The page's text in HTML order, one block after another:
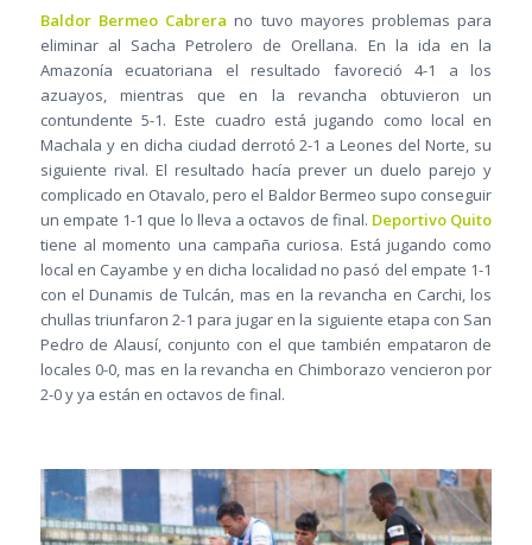
Baldor Bermeo Cabrera no tuvo mayores problemas para
eliminar al Sacha Petrolero de Orellana. En la ida en la
Amazonía ecuatoriana el resultado favoreció 4-1 a los
azuayos, mientras que en la revancha obtuvieron un
contundente 5-1. Este cuadro está jugando como local en
Machala y en dicha ciudad derrotó 2-1 a Leones del Norte, su
siguiente rival. El resultado hacía prever un duelo parejo y
complicado en Otavalo, pero el Baldor Bermeo supo conseguir
un empate 1-1 que lo lleva a octavos de final. Deportivo Quito
tiene al momento una campaña curiosa. Está jugando como
local en Cayambe y en dicha localidad no pasó del empate 1-1
con el Dunamis de Tulcán, mas en la revancha en Carchi, los
chullas triunfaron 2-1 para jugar en la siguiente etapa con San
Pedro de Alausí, conjunto con el que también empataron de
locales 0-0, mas en la revancha en Chimborazo vencieron por
2-0 y ya están en octavos de final.